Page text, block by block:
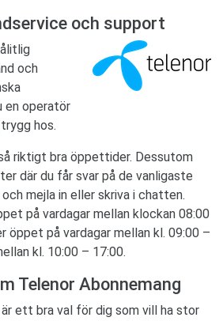
och support
och
en operatör
hos.
riktigt bra öppettider. Dessutom
där du får svar på de vanligaste
och mejla in eller skriva i chatten.
på vardagar mellan klockan 08:00
öppet på vardagar mellan kl. 09:00 –
kl. 10:00 – 17:00.
Telenor Abonnemang
ett bra val för dig som vill ha stor